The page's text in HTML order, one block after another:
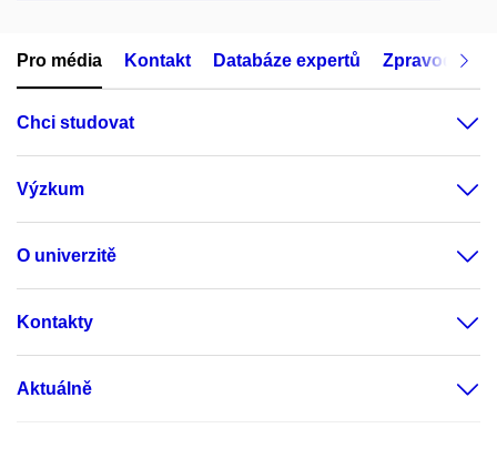
Pro média Kontakt Databáze expertů
Chci studovat
Výzkum
O univerzitě
Kontakty
Aktuálně